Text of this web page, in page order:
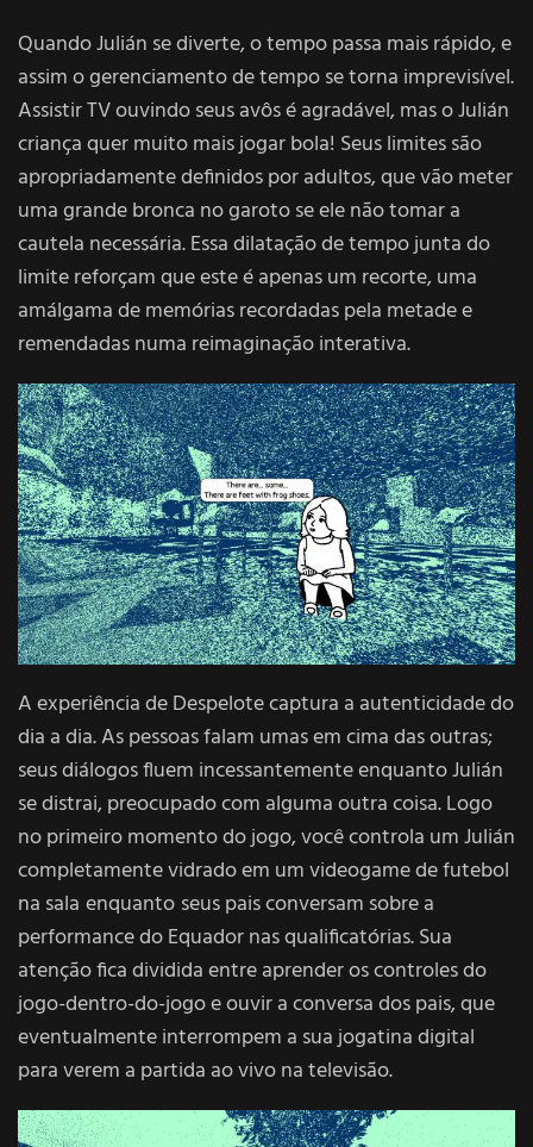
Quando Julián se diverte, o tempo passa mais rápido, e
assim o gerenciamento de tempo se torna imprevisível.
Assistir TV ouvindo seus avôs é agradável, mas o Julián
criança quer muito mais jogar bola! Seus limites são
apropriadamente definidos por adultos, que vão meter
uma grande bronca no garoto se ele não tomar a
cautela necessária. Essa dilatação de tempo junta do
limite reforçam que este é apenas um recorte, uma
amálgama de memórias recordadas pela metade e
remendadas numa reimaginação interativa.
A experiência de Despelote captura a autenticidade do
dia a dia. As pessoas falam umas em cima das outras;
seus diálogos fluem incessantemente enquanto Julián
se distrai, preocupado com alguma outra coisa. Logo
no primeiro momento do jogo, você controla um Julián
completamente vidrado em um videogame de futebol
na sala enquanto seus pais conversam sobre a
performance do Equador nas qualificatórias. Sua
atenção fica dividida entre aprender os controles do
jogo-dentro-do-jogo e ouvir a conversa dos pais, que
eventualmente interrompem a sua jogatina digital
para verem a partida ao vivo na televisão.